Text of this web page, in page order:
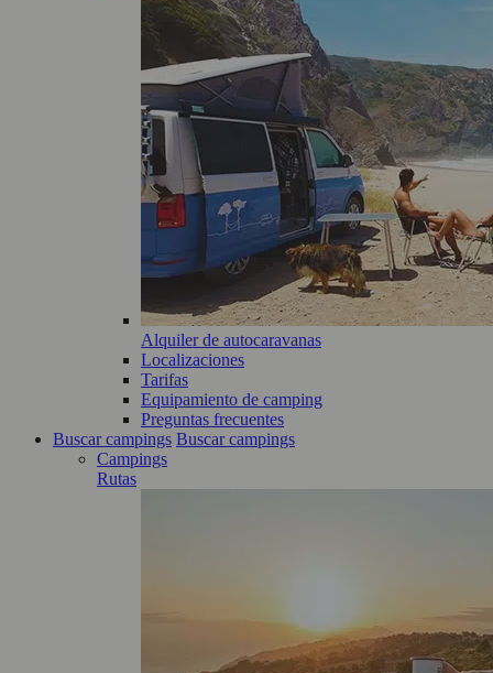
Alquiler de autocaravanas
Localizaciones
Tarifas
Equipamiento de camping
Preguntas frecuentes
Buscar campings Buscar campings
Campings
Rutas